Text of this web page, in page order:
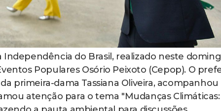
Independência do Brasil, realizado neste
Populares Osório Peixoto (Cepop). O
primeira-dama Tassiana Oliveira, acompanhou
atenção para o tema "Mudanças Climáticas: